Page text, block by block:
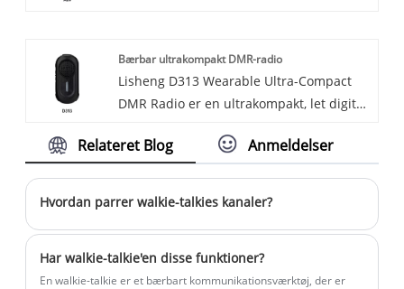
robuste design. Den er udviklet til
alsidighed og er ideel til udrulning på
tværs af en lang række miljøer og
Bærbar ultrakompakt DMR-radio
Lisheng D313 Wearable Ultra-Compact
DMR Radio er en ultrakompakt, let digital
kommunikation. Med en vægt på kun 42
den komfort hele dagen for frontline-
analoge tilstande, den tilbyder klar og
pålidelig lyd, fleksible opkaldsmuligheder
og valgfri kryptering til sikker
Relateret Blog Anmeldelser
Hvordan parrer walkie-talkies kanaler?
Har walkie-talkie'en disse funktioner?
En walkie-talkie er et bærbart kommunikationsværktøj, der er